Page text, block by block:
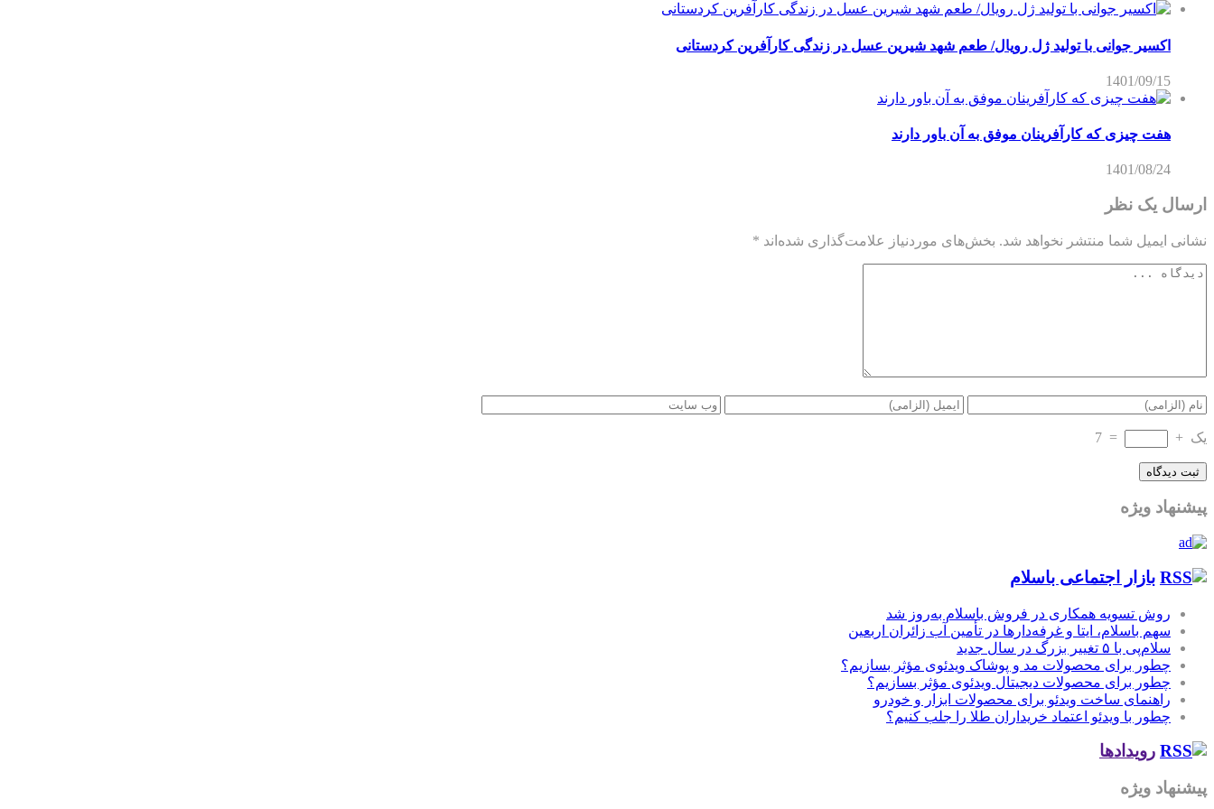
اکسیر جوانی با تولید ژل رویال/ طعم شهد شیرین عسل‌ در زندگی کارآفرین کردستانی
1401/09/15
هفت چیزی که کارآفرینان موفق به آن باور دارند
1401/08/24
ارسال یک نظر
نشانی ایمیل شما منتشر نخواهد شد. بخش‌های موردنیاز علامت‌گذاری شده‌اند *
یک +
=
7
پیشنهاد ویژه
بازار اجتماعی باسلام
روش تسویه همکاری در فروش باسلام به‌روز شد
سهم باسلام، ایتا و غرفه‌دارها در تأمین آب زائران اربعین
سلام‌پی با ۵ تغییر بزرگ در سال جدید
چطور برای محصولات مد و پوشاک ویدئوی مؤثر بسازیم؟
چطور برای محصولات دیجیتال ویدئوی مؤثر بسازیم؟
راهنمای ساخت ویدئو برای محصولات ابزار و خودرو
چطور با ویدئو اعتماد خریداران طلا را جلب کنیم؟
رویدادها
پیشنهاد ویژه